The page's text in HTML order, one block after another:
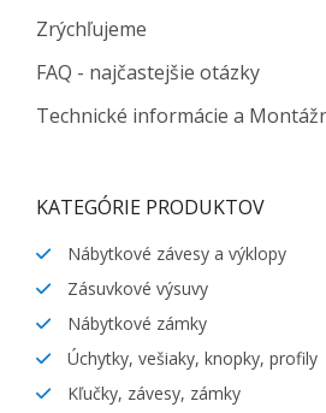
Zrýchľujeme
FAQ - najčastejšie otázky
Technické informácie a
KATEGÓRIE PRODUKTOV
Nábytkové závesy a výklopy
Zásuvkové výsuvy
Nábytkové zámky
Úchytky, vešiaky, knopky, profily
Kľučky, závesy, zámky